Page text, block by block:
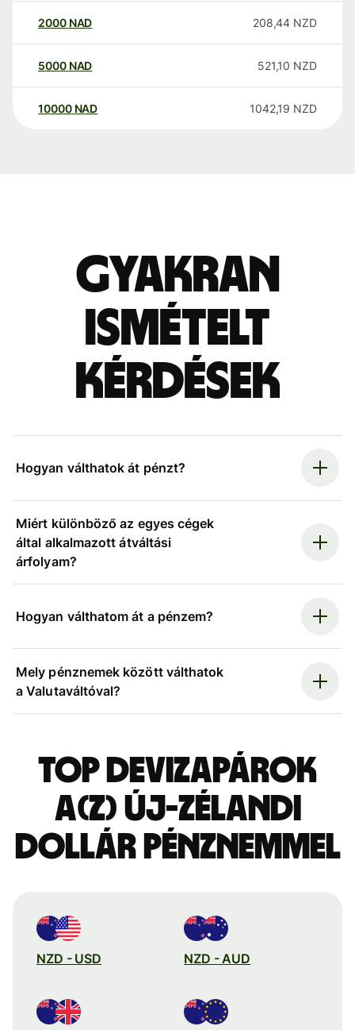
2000 NAD 208,44 NZD
5000 NAD 521,10 NZD
10000 NAD 1042,19 NZD
Gyakran
ismételt
kérdések
Hogyan válthatok át pénzt?
Miért különböző az egyes cégek
által alkalmazott átváltási
árfolyam?
Hogyan válthatom át a pénzem?
Mely pénznemek között válthatok
a Valutaváltóval?
Top devizapárok
a(z) új-zélandi
dollár pénznemmel
NZD - USD NZD - AUD